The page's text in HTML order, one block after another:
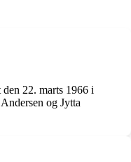
22. marts 1966 i
og Jytta